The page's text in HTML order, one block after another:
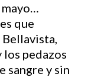
que
los pedazos
sangre y sin